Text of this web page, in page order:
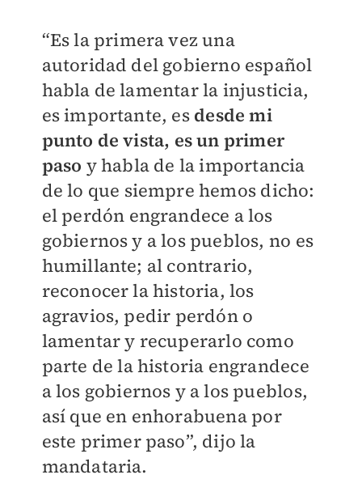
“Es la primera vez una
autoridad del gobierno español
habla de lamentar la injusticia,
es importante, es desde mi
punto de vista, es un primer
paso y habla de la importancia
de lo que siempre hemos dicho:
el perdón engrandece a los
gobiernos y a los pueblos, no es
humillante; al contrario,
reconocer la historia, los
agravios, pedir perdón o
lamentar y recuperarlo como
parte de la historia engrandece
a los gobiernos y a los pueblos,
así que en enhorabuena por
este primer paso”, dijo la
mandataria.